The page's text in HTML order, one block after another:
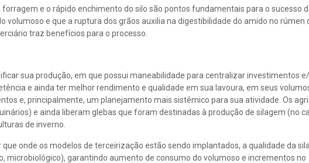
e o rápido enchimento do silo são pontos fundamentais para o sucesso
e que a ruptura dos grãos auxilia na digestibilidade do amido no rúmen
traz benefícios para o processo.
sua produção, em que possui maneabilidade para centralizar investimentos
e ainda ter melhor rendimento e qualidade em sua lavoura, em seus
e, principalmente, um planejamento mais sistêmico para sua atividade. Os
e ainda liberam glebas que foram destinadas à produção de silagem (no
de inverno.
onde os modelos de terceirização estão sendo implantados, a qualidade da
microbiológico), garantindo aumento de consumo do volumoso e incrementos no